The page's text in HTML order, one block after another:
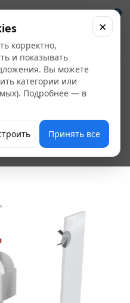
0
1/2"
корректно,
и показывать
Вы можете
категории или
Подробнее — в
Принять все
×